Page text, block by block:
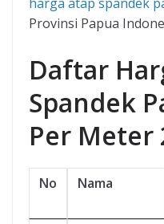
Provinsi Papua
Daftar
Spandek
Per Meter
No Nama